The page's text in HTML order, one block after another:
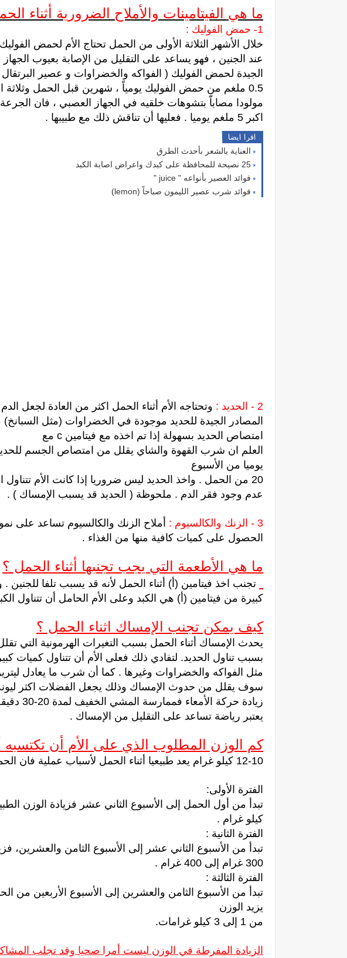
ما هي الفيتامينات والأملاح الضرورية أثناء
1- حمض الفوليك :
خلال الأشهر الثلاثة الأولى من الحمل تحتاج الأم لحمض
عند الجنين ، فهو يساعد على التقليل من الإصابة بعيوب
الجيدة لحمض الفوليك ( الفواكه والخضراوات و عصير
0.5 ملغم من حمض الفوليك يومياً ، شهرين قبل الحمل وثلاثة
مولودا مصاباّ بتشوهات خلقيه في الجهاز العصبي ، فان
اكبر 5 ملغم يوميا . فعليها أن تناقش ذلك مع طبيبها .
اقرا ايضا
العناية بالشعر بأحدث الطرق
25 نصيحة للمحافظة على كبدك واعراض اصابة الكبد
فوائد العصير بأنواعه " juice "
فوائد شرب عصير الليمون صباحاً (lemon)
2 - الحديد :
وتحتاجه الأم أثناء الحمل اكثر من العادة لجعل
المصادر الجيدة للحديد موجودة في الخضراوات (مثل السبانخ)
امتصاص الحديد بسهولة إذا تم اخذه مع فيتامين c مع
العلم ان شرب القهوة والشاي يقلل من امتصاص الجسم
يوميا من الأسبوع
20 من الحمل . واخذ الحديد ليس ضروريا إذا كانت الأم
عدم وجود فقر الدم . ملحوظة ( الحديد قد يسبب الإمساك ) .
3 - الزنك والكالسيوم :
أملاح الزنك والكالسيوم تساعد على
الحصول على كميات كافية منها من الغذاء .
ما هي الأطعمة التي يجب تجنبها أثناء الحمل ؟
تجنب اخذ فيتامين (أ) أثناء الحمل لأنه قد يسبب تلفا
كبيرة من فيتامين (أ) هي الكبد وعلى الأم الحامل أن تتناول
كيف يمكن تجنب الإمساك اثناء الحمل ؟
يحدث الإمساك أثناء الحمل بسبب التغيرات الهرمونية التي
بسبب تناول الحديد. لتفادي ذلك فعلى الأم أن تتناول كميات
مثل الفواكه والخضراوات وغيرها . كما أن شرب ما يعادل
سوف يقلل من حدوث الإمساك وذلك يجعل الفضلات اكثر
زيادة حركة الأمعاء فممارسة المشي الخفيف لمدة 20-30 دقيقة مع مرتين إلى ثلاث
يعتبر رياضة تساعد على التقليل من الإمساك .
كم الوزن المطلوب الذي على الأم أن تكتسبه
10-12 كيلو غرام يعد طبيعيا أثناء الحمل لأسباب عملية فان الحمل يقسم إلى ثلاث فترات :
الفترة الأولى:
كيلو غرام .
الفترة الثانية :
تبدأ من الأسبوع الثاني عشر إلى الأسبوع الثامن والعشرين،
300 غرام إلى 400 غرام .
الفترة الثالثة :
تبدأ من الأسبوع الثامن والعشرين إلى الأسبوع الأربعين من
يزيد الوزن
من 1 إلى 3 كيلو غرامات.
الزيادة المفرطة في الوزن ليست أمرا صحيا وقد تجلب